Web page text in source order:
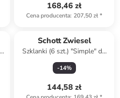
168,46 zł
Cena producenta: 207,50 zł*
Schott Zwiesel
Szklanki (6 szt.) "Simple" do
piwa - 320 ml
-14%
144,58 zł